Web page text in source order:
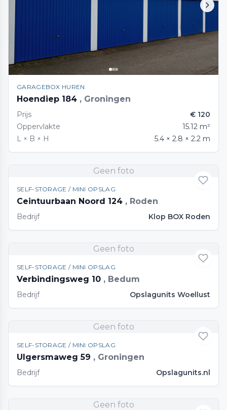
GARAGEBOX HUREN
Hoendiep 184 , Groningen
Prijs
€ 120
Oppervlakte
15.12 m²
L × B × H
5.4 × 2.8 × 2.2 m
Geen foto
SELF-STORAGE / MINI OPSLAG
Ceintuurbaan Noord 124 , Roden
Bedrijf Klop BOX Roden
Geen foto
SELF-STORAGE / MINI OPSLAG
Verbindingsweg 10 , Bedum
Bedrijf Opslagunits Woellust
Geen foto
SELF-STORAGE / MINI OPSLAG
Ulgersmaweg 59 , Groningen
Bedrijf Opslagunits.nl
Geen foto